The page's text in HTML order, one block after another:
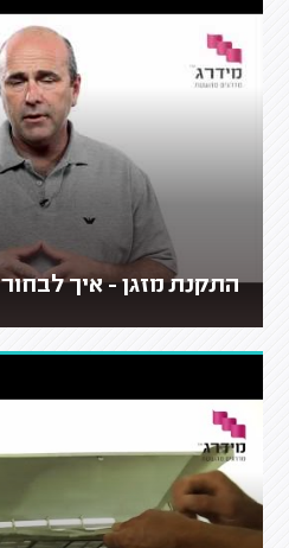
התקנת מזגן - איך לבחור